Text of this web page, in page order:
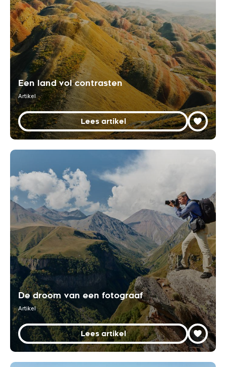
Een land vol contrasten
Artikel
Lees artikel
De droom van een fotograaf
Artikel
Lees artikel